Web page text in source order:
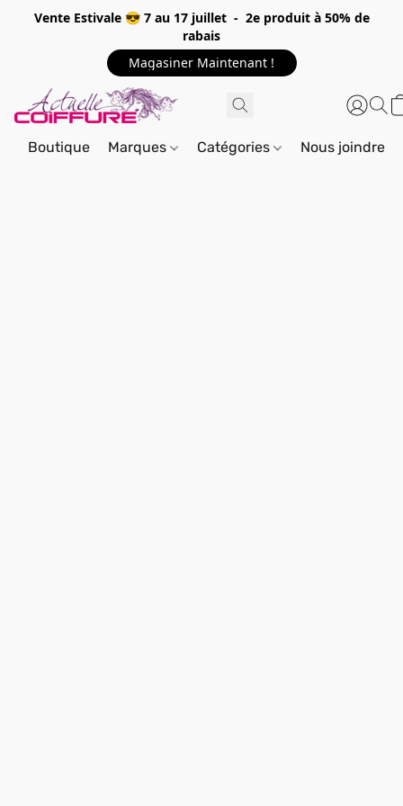
Vente Estivale 😎 7 au 17 juillet - 2e produit à 50% de
rabais
Magasiner Maintenant !
Boutique Marques Catégories Nous joindre